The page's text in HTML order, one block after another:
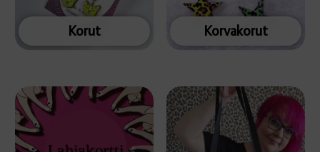
Korut Korvakorut